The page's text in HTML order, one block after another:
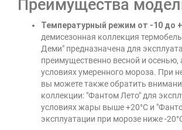
Преимущества
Температурный режим от -10 до
демисезонная коллекция
Деми" предназначена для
преимущественно весной и осенью,
условиях умеренного мороза. При
вы можете также обратить
коллекции: "Фантом Лето" для
условиях жары выше +20°C и
эксплуатации при морозе ниже -